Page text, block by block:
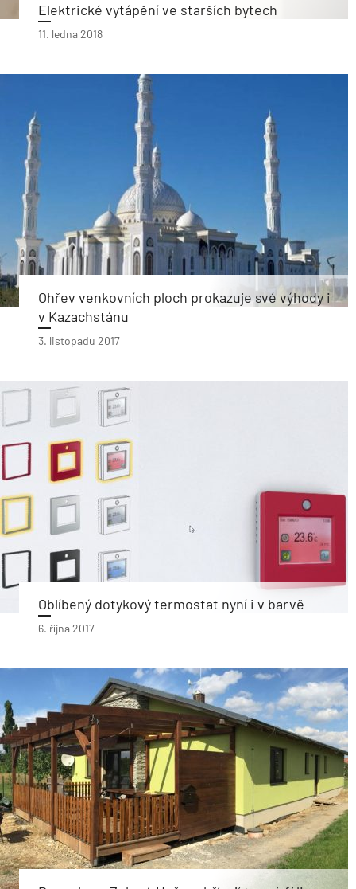
Elektrické vytápění ve starších bytech
11. ledna 2018
Ohřev venkovních ploch prokazuje své výhody i
v Kazachstánu
3. listopadu 2017
Oblíbený dotykový termostat nyní i v barvě
6. října 2017